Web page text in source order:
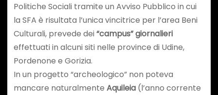
Politiche Sociali tramite un Avviso Pubblico in cui
la SFA è risultata l’unica vincitrice per l’area Beni
Culturali, prevede dei“campus” giornalieri
effettuati in alcuni siti nelle province di Udine,
Pordenone e Gorizia.
In un progetto “archeologico” non poteva
mancare naturalmente Aquileia (l’anno corrente